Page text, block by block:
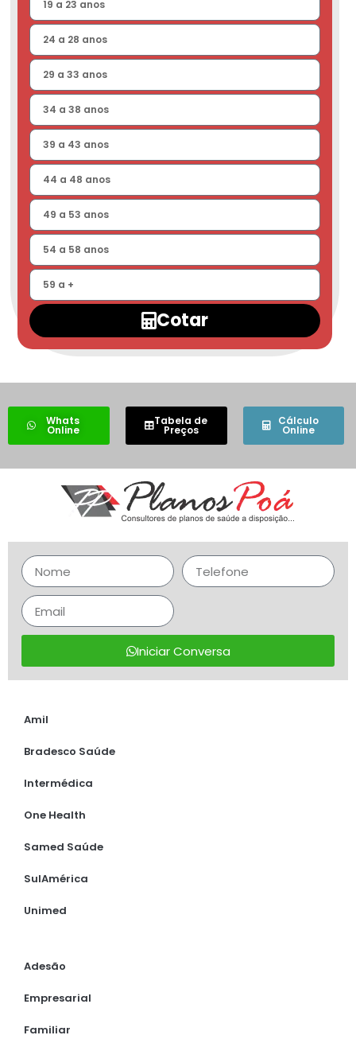
Cotar
Whats
Online
Tabela de
Preços
Cálculo
Online
Iniciar Conversa
Amil
Bradesco Saúde
Intermédica
One Health
Samed Saúde
SulAmérica
Unimed
Adesão
Empresarial
Familiar